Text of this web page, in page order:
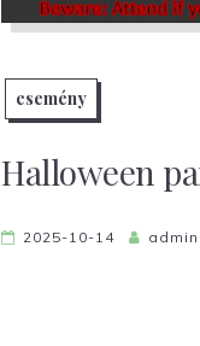
esemény
Halloween
2025-10-14